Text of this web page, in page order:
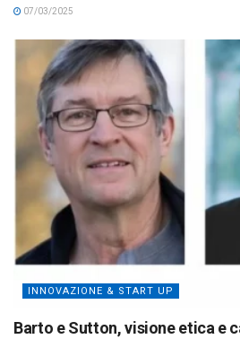
07/03/2025
INNOVAZIONE & START UP
Barto e Sutton, visione etica e